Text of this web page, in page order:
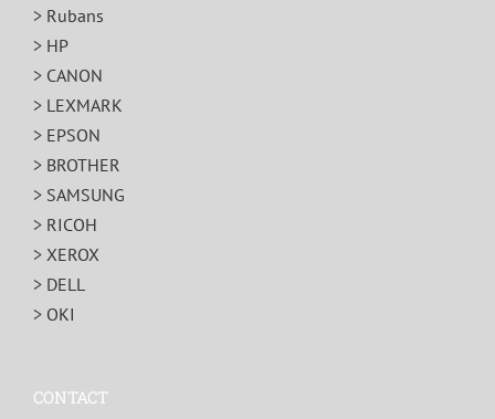
> Rubans
> HP
> CANON
> LEXMARK
> EPSON
> BROTHER
> SAMSUNG
> RICOH
> XEROX
> DELL
> OKI
CONTACT